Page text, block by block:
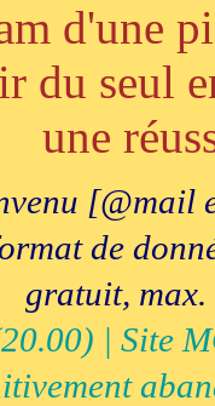
d'une
du seul
une
[@mail
de
gratuit,
| Site